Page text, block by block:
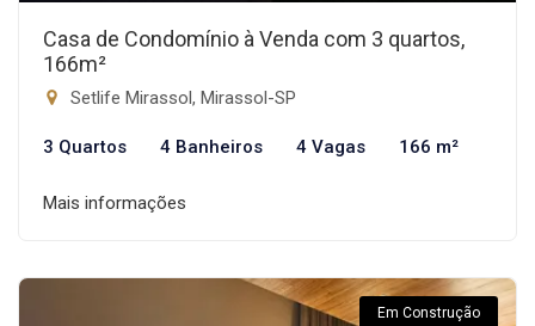
Casa de Condomínio à Venda com 3 quartos,
166m²
Setlife Mirassol, Mirassol-SP
3 Quartos 4 Banheiros 4 Vagas 166 m²
Mais informações
Em Construção